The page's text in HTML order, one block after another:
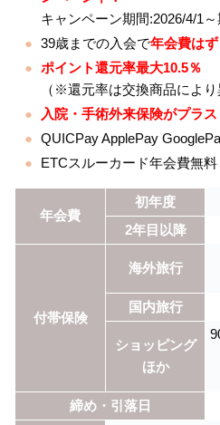
キャンペーン期間:2026/4/1
39歳までの入会で年会費は
ポイント還元率最大10.5％
（※還元率は交換商品により
入院・手術外来保険がプラス
QUICPay ApplePay
ETCスルーカード年会費無料
年会費
初年度
2年目以降
付帯保険
海外旅行
国内旅行
ショッピング
ほか
締め・引落日